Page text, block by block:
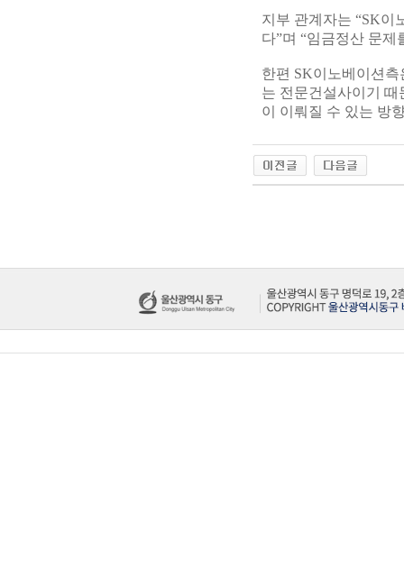
지부 관계자는 “SK이
다”며 “임금정산 문
한편 SK이노베이션
는 전문건설사이기
이 이뤄질 수 있는 방